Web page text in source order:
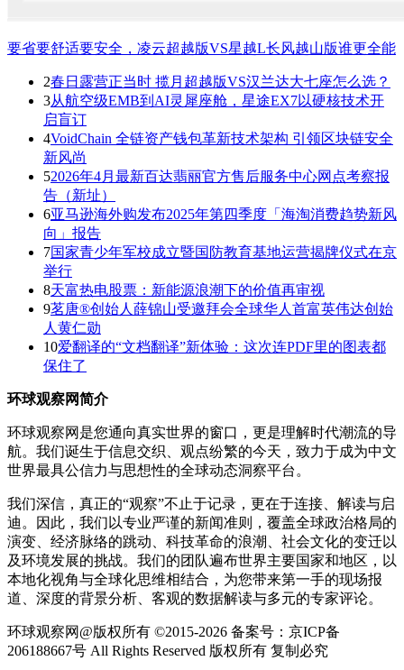
要省要舒适要安全，凌云超越版VS星越L长风越山版谁更全能
2春日露营正当时 揽月超越版VS汉兰达大七座怎么选？
3从航空级EMB到AI灵犀座舱，星途EX7以硬核技术开
启盲订
4VoidChain 全链资产钱包革新技术架构 引领区块链安全
新风尚
52026年4月最新百达翡丽官方售后服务中心网点考察报
告（新址）
6亚马逊海外购发布2025年第四季度「海淘消费趋势新风
向」报告
7国家青少年军校成立暨国防教育基地运营揭牌仪式在京
举行
8天富热电股票：新能源浪潮下的价值再审视
9茗唐®创始人薛锦山受邀拜会全球华人首富英伟达创始
人黄仁勋
10爱翻译的“文档翻译”新体验：这次连PDF里的图表都
保住了
环球观察网简介
环球观察网是您通向真实世界的窗口，更是理解时代潮流的导
航。我们诞生于信息交织、观点纷繁的今天，致力于成为中文
世界最具公信力与思想性的全球动态洞察平台。
我们深信，真正的“观察”不止于记录，更在于连接、解读与启
迪。因此，我们以专业严谨的新闻准则，覆盖全球政治格局的
演变、经济脉络的跳动、科技革命的浪潮、社会文化的变迁以
及环境发展的挑战。我们的团队遍布世界主要国家和地区，以
本地化视角与全球化思维相结合，为您带来第一手的现场报
道、深度的背景分析、客观的数据解读与多元的专家评论。
环球观察网@版权所有 ©2015-2026 备案号：京ICP备
206188667号 All Rights Reserved 版权所有 复制必究